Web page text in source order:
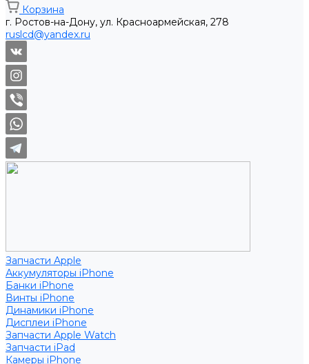
Корзина
г. Ростов-на-Дону, ул. Красноармейская, 278
ruslcd@yandex.ru
Запчасти Apple
Аккумуляторы iPhone
Банки iPhone
Винты iPhone
Динамики iPhone
Дисплеи iPhone
Запчасти Apple Watch
Запчасти iPad
Камеры iPhone